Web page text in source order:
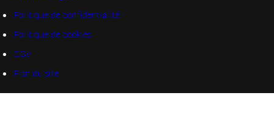
Politique de confidentialité
Politique de cookies
CGV
Plan du site